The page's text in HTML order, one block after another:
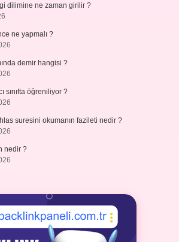
dilimine ne zaman girilir ?
ne yapmalı ?
demir hangisi ?
sınıfta öğreniliyor ?
suresini okumanın fazileti nedir ?
nedir ?